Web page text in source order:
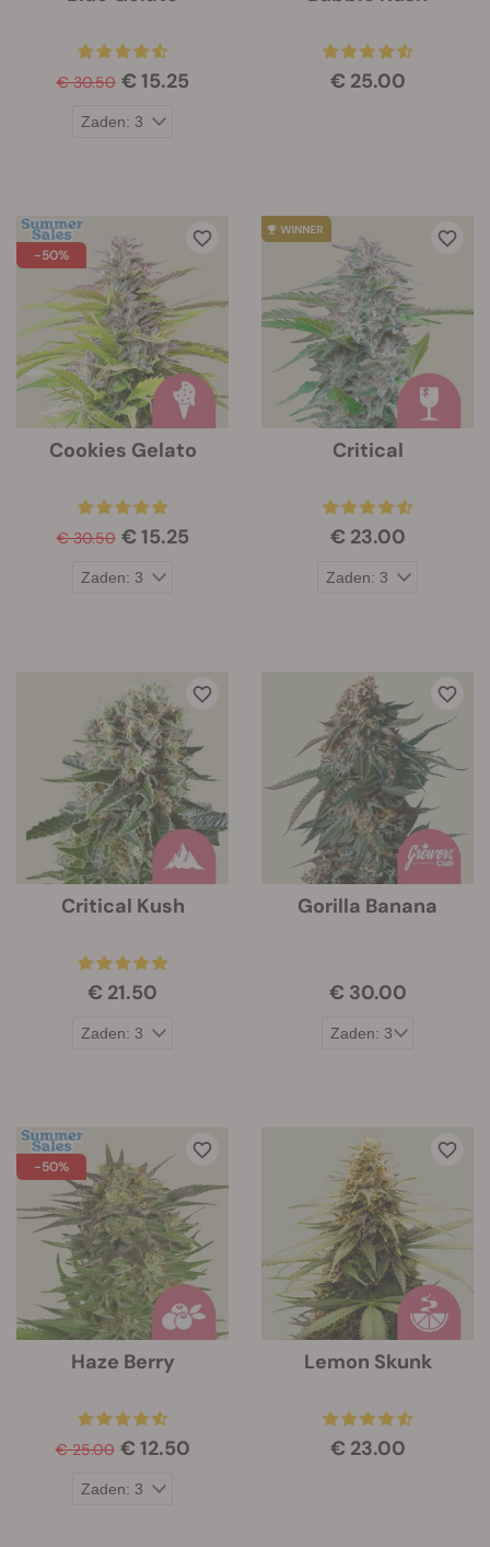
€ 30.50 € 15.25 € 25.00
-50%
Cookies Gelato
€ 30.50 € 15.25
Critical
€ 23.00
Critical Kush
€ 21.50
Gorilla Banana
€ 30.00
-50%
Haze Berry
€ 25.00 € 12.50
Lemon Skunk
€ 23.00